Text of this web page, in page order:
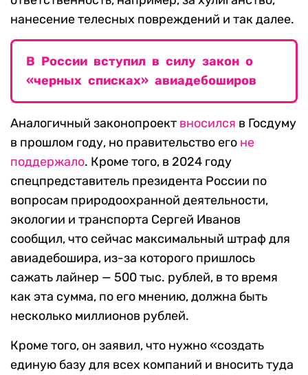
нанесение телесных повреждений и так далее.
В России вступил в силу закон о
«черных списках» авиадебоширов
Аналогичный законопроект вносился в Госдуму
в прошлом году, но правительство его не
поддержало. Кроме того, в 2024 году
спецпредставитель президента России по
вопросам природоохранной деятельности,
экологии и транспорта Сергей Иванов
сообщил, что сейчас максимальный штраф для
авиадебошира, из-за которого пришлось
сажать лайнер — 500 тыс. рублей, в то время
как эта сумма, по его мнению, должна быть
несколько миллионов рублей.
Кроме того, он заявил, что нужно «создать
единую базу для всех компаний и вносить туда